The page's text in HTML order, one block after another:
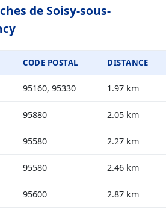
de Soisy-sous-
CODE POSTAL DISTANCE
95160, 95330 1.97 km
95880 2.05 km
95580 2.27 km
95580 2.46 km
95600 2.87 km